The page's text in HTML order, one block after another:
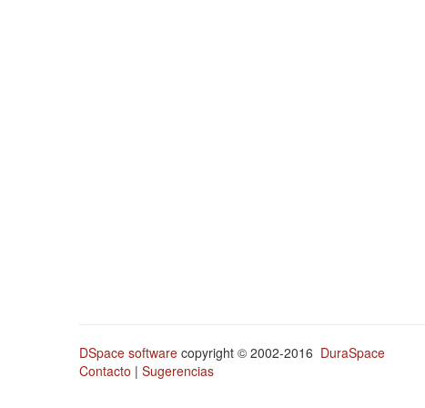
DSpace software copyright © 2002-2016 DuraSpace
Contacto | Sugerencias